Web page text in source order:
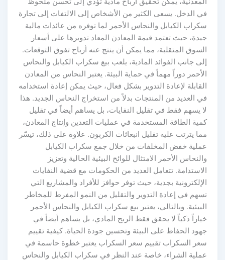
في الدخل. يسعى الكثير من الأشخاص إلى الالتفات إلى تجارة
سكراب الكيابل والنحاس الأحمر لما توفره من عائدات مالية
جيدة، حيث تعتمد قيمة المعادن المعاد تدويرها على أسعار
السوق المتقلبة، مما يمكن أن ينتج عنه أرباح تفوق التوقعات.
إلى جانب الفوائد المادية، يلعب بيع سكراب الكيابل والنحاس
الأحمر دوراً مهماً في حماية البيئة. يعتبر النحاس من المعادن
القابلة لإعادة التدوير بشكل فعال، حيث يمكن إعادة استخدامه
في العديد من المنتجات بدلاً من استخراج النحاس الجديد. هذا
لا يسهم فقط في تقليل النفايات، بل يساهم أيضاً في تقليل
كمية الطاقة المستخدمة في عمليات التعدين وإنتاج المعادن،
مما يترتب عليه تقليل انبعاثات الكربون. علاوة على ذلك، تيسّر
عملية خفض المخلفات من خلال جمع سكراب الكيابل
والنحاس الأحمر الامتثال للوائح البيئية الحالية وتعزيز
الاستدامة. تتعامل العديد من الحكومات مع قضية النفايات
الإلكترونية بجدية، حيث توفر حوافز للأفراد والمشاريع التي
تسهم في إعادة التدوير والتقليل من النمو المفرط للمخاطر
البيئية. وبالتالي، يعتبر بيع سكراب الكيابل والنحاس الأحمر
خياراً ذكياً لا يحقق فقط الربح المادي، بل يساهم أيضاً في
جهود الحفاظ على البيئة وتحسين جودة الحياة. كيفية تقييم
سعر السكراب تقييم سعر السكراب يعتبر خطوة حاسمة في
عملية الشراء، خاصة عند النظر في سكراب الكيابل والنحاس